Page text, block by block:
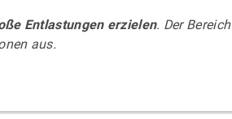
Entlastungen erzielen. Der Bereich
aus.